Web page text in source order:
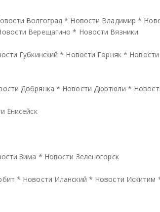
Волгоград * Новости Владимир *
Верещагино * Новости Вязники
Губкинский * Новости Горняк*
Добрянка * Новости Дюртюли *
Енисейск
Зима * Новости Зеленогорск
* Новости Иланский * Новости Искитим